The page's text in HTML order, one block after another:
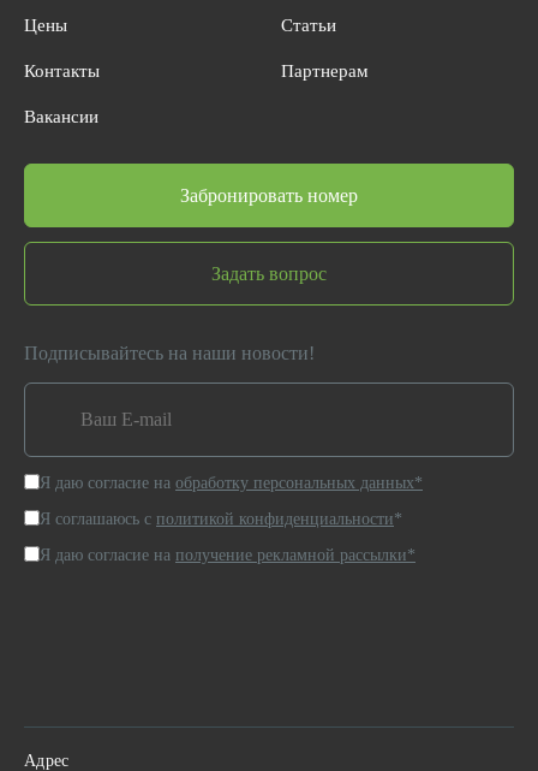
Цены
Контакты
Вакансии
Статьи
Партнерам
Забронировать номер
Задать вопрос
Подписывайтесь на наши новости!
Я даю согласие на обработку персональных данных*
Я соглашаюсь с политикой конфиденциальности*
Я даю согласие на получение рекламной рассылки*
Адрес